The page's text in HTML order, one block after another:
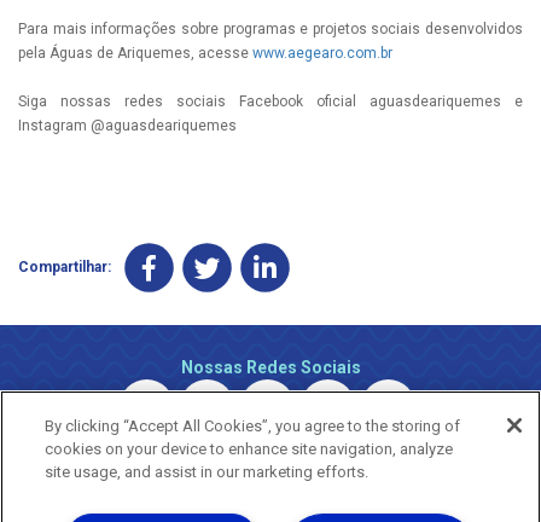
Para mais informações sobre programas e projetos sociais desenvolvidos
pela Águas de Ariquemes, acesse www.aegearo.com.br
Siga nossas redes sociais Facebook oficial aguasdeariquemes e
Instagram @aguasdeariquemes
Compartilhar:
Nossas Redes Sociais
By clicking “Accept All Cookies”, you agree to the storing of
cookies on your device to enhance site navigation, analyze
site usage, and assist in our marketing efforts.